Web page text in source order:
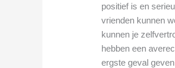
positief is en
vrienden kunnen
kunnen je
hebben een
ergste geval